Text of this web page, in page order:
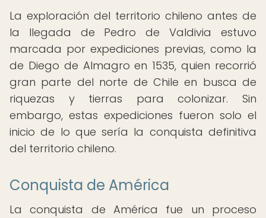
La exploración del territorio chileno antes de
la llegada de Pedro de Valdivia estuvo
marcada por expediciones previas, como la
de Diego de Almagro en 1535, quien recorrió
gran parte del norte de Chile en busca de
riquezas y tierras para colonizar. Sin
embargo, estas expediciones fueron solo el
inicio de lo que sería la conquista definitiva
del territorio chileno.
Conquista de América
La conquista de América fue un proceso